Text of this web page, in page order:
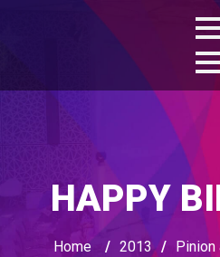
HAPPY
Home / 2013 / Pinion